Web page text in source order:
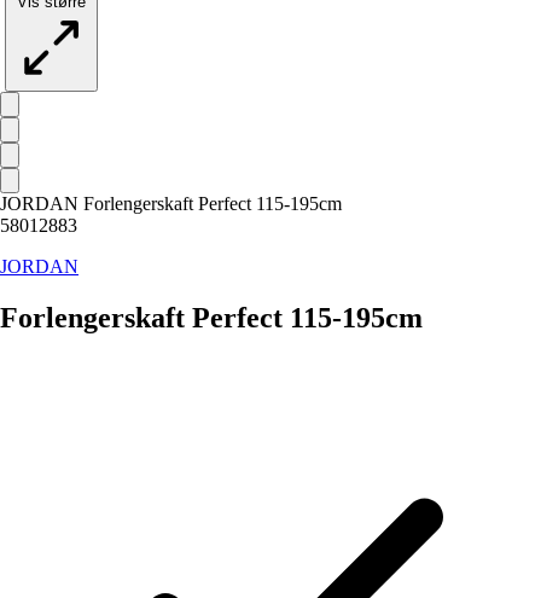
JORDAN Forlengerskaft Perfect 115-195cm
58012883
JORDAN
Forlengerskaft Perfect 115-195cm